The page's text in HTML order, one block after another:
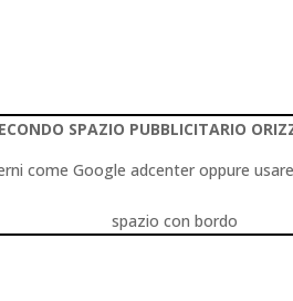
SPAZIO PUBBLICITARIO
come Google adcenter oppure
spazio con bordo